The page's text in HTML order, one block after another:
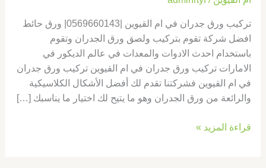
تركيب ورق جدران في ام القيوين |0569660143| ورق حائط
افضل شركة تقوم بتركيب ولصق ورق الجدران وتقوم
باستخدام احدث الادوات والمعدات في عالم الديكور في
الامارات تركيب ورق جدران في ام القيوين تركيب ورق جدران
في ام القيوين فشركتنا تقدم لك أفضل الأشكال الكلاسيكية
والرائعة من ورق الجدران وهو ما يتيح لك اختيار ما يناسبك […]
قراءة المزيد »